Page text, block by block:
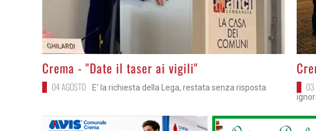
>
Crema - "Date il taser ai vigili"
04 AGOSTO E' la richiesta della Lega, restata senza risposta
>
03